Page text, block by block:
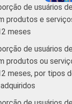
De 16 a 24
anos
anos
De 35 a 44
anos
de usuários
produtos e
meses
de usuários
produtos ou
meses, por tipos